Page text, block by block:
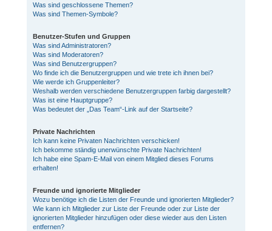
Was sind geschlossene Themen?
Was sind Themen-Symbole?
Benutzer-Stufen und Gruppen
Was sind Administratoren?
Was sind Moderatoren?
Was sind Benutzergruppen?
Wo finde ich die Benutzergruppen und wie trete ich ihnen bei?
Wie werde ich Gruppenleiter?
Weshalb werden verschiedene Benutzergruppen farbig dargestellt?
Was ist eine Hauptgruppe?
Was bedeutet der „Das Team“-Link auf der Startseite?
Private Nachrichten
Ich kann keine Privaten Nachrichten verschicken!
Ich bekomme ständig unerwünschte Private Nachrichten!
Ich habe eine Spam-E-Mail von einem Mitglied dieses Forums
erhalten!
Freunde und ignorierte Mitglieder
Wozu benötige ich die Listen der Freunde und ignorierten Mitglieder?
Wie kann ich Mitglieder zur Liste der Freunde oder zur Liste der
ignorierten Mitglieder hinzufügen oder diese wieder aus den Listen
entfernen?